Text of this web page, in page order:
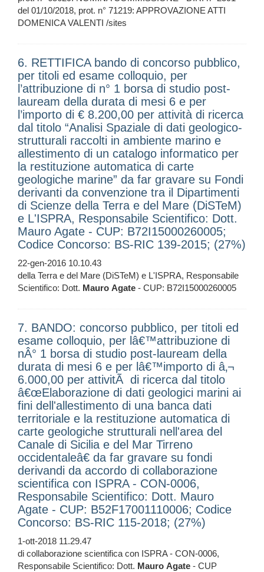
del 01/10/2018, prot. n° 71219: APPROVAZIONE ATTI
DOMENICA VALENTI /sites
6. RETTIFICA bando di concorso pubblico,
per titoli ed esame colloquio, per
l’attribuzione di n° 1 borsa di studio post-
lauream della durata di mesi 6 e per
l’importo di € 8.200,00 per attività di ricerca
dal titolo “Analisi Spaziale di dati geologico-
strutturali raccolti in ambiente marino e
allestimento di un catalogo informatico per
la restituzione automatica di carte
geologiche marine” da far gravare su Fondi
derivanti da convenzione tra il Dipartimenti
di Scienze della Terra e del Mare (DiSTeM)
e L'ISPRA, Responsabile Scientifico: Dott.
Mauro Agate - CUP: B72I15000260005;
Codice Concorso: BS-RIC 139-2015; (27%)
22-gen-2016 10.10.43
della Terra e del Mare (DiSTeM) e L'ISPRA, Responsabile
Scientifico: Dott. Mauro Agate - CUP: B72I15000260005
7. BANDO: concorso pubblico, per titoli ed
esame colloquio, per lâ€™attribuzione di
nÂ° 1 borsa di studio post-lauream della
durata di mesi 6 e per lâ€™importo di â‚¬
6.000,00 per attivitÃ di ricerca dal titolo
â€œElaborazione di dati geologici marini ai
fini dell'allestimento di una banca dati
territoriale e la restituzione automatica di
carte geologiche strutturali nell'area del
Canale di Sicilia e del Mar Tirreno
occidentaleâ€ da far gravare su fondi
derivandi da accordo di collaborazione
scientifica con ISPRA - CON-0006,
Responsabile Scientifico: Dott. Mauro
Agate - CUP: B52F17001110006; Codice
Concorso: BS-RIC 115-2018; (27%)
1-ott-2018 11.29.47
di collaborazione scientifica con ISPRA - CON-0006,
Responsabile Scientifico: Dott. Mauro Agate - CUP